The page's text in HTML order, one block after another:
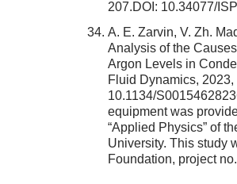
207.DOI: 10.34077/
A. E. Zarvin, V. Zh.
Analysis of the
Argon Levels in
Fluid Dynamics,
10.1134/
equipment was
“Applied Physics” of
University. This study
Foundation, project